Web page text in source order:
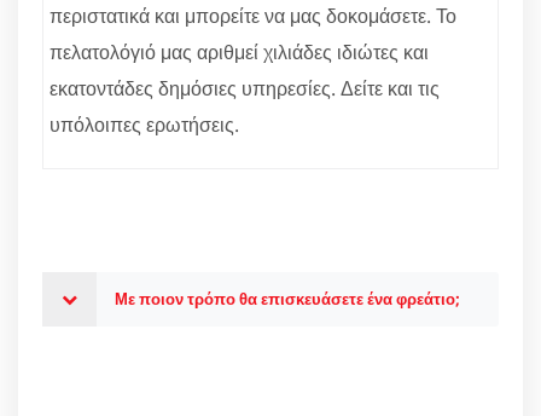
περιστατικά και μπορείτε να μας δοκομάσετε. Το
πελατολόγιό μας αριθμεί χιλιάδες ιδιώτες και
εκατοντάδες δημόσιες υπηρεσίες. Δείτε και τις
υπόλοιπες ερωτήσεις.
Με ποιον τρόπο θα επισκευάσετε ένα φρεάτιο;